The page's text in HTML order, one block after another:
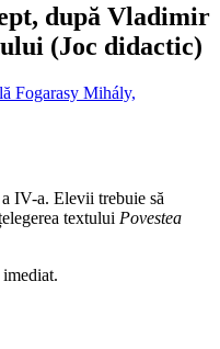
după Vladimir
(Joc didactic)
Fogarasy Mihály,
a IV-a. Elevii trebuie să
textului Povestea